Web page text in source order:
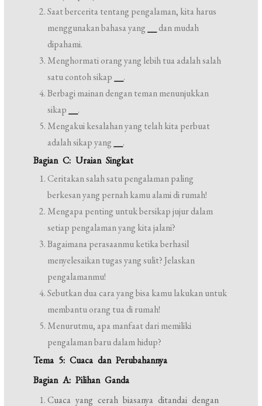
Saat bercerita tentang pengalaman, kita harus
menggunakan bahasa yang
dan mudah
dipahami.
Menghormati orang yang lebih tua adalah salah
satu contoh sikap
.
Berbagi mainan dengan teman menunjukkan
sikap
.
Mengakui kesalahan yang telah kita perbuat
adalah sikap yang
.
Bagian C: Uraian Singkat
Ceritakan salah satu pengalaman paling
berkesan yang pernah kamu alami di rumah!
Mengapa penting untuk bersikap jujur dalam
setiap pengalaman yang kita jalani?
Bagaimana perasaanmu ketika berhasil
menyelesaikan tugas yang sulit? Jelaskan
pengalamanmu!
Sebutkan dua cara yang bisa kamu lakukan untuk
membantu orang tua di rumah!
Menurutmu, apa manfaat dari memiliki
pengalaman baru dalam hidup?
Tema 5: Cuaca dan Perubahannya
Bagian A: Pilihan Ganda
Cuaca yang cerah biasanya ditandai dengan